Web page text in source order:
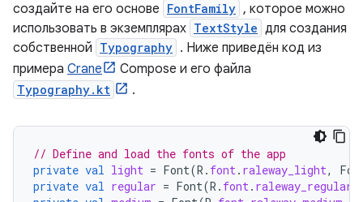
создайте на его основе FontFamily , которое можно
использовать в экземплярах TextStyle для создания
собственной Typography . Ниже приведён код из
примера Crane Compose и его файла
Typography.kt .
// Define and load the fonts of the app
private val light = Font(R . font. raleway_light,
private val regular = Font(R . font. raleway_regular